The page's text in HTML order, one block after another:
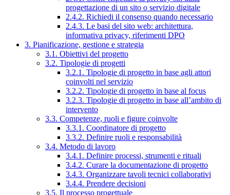
progettazione di un sito o servizio digitale
2.4.2. Richiedi il consenso quando necessario
2.4.3. Le basi del sito web: architettura,
informativa privacy, riferimenti DPO
3. Pianificazione, gestione e strategia
3.1. Obiettivi del progetto
3.2. Tipologie di progetti
3.2.1. Tipologie di progetto in base agli attori
coinvolti nel servizio
3.2.2. Tipologie di progetto in base al focus
3.2.3. Tipologie di progetto in base all’ambito di
intervento
3.3. Competenze, ruoli e figure coinvolte
3.3.1. Coordinatore di progetto
3.3.2. Definire ruoli e responsabilità
3.4. Metodo di lavoro
3.4.1. Definire processi, strumenti e rituali
3.4.2. Curare la documentazione di progetto
3.4.3. Organizzare tavoli tecnici collaborativi
3.4.4. Prendere decisioni
3.5. Il processo progettuale